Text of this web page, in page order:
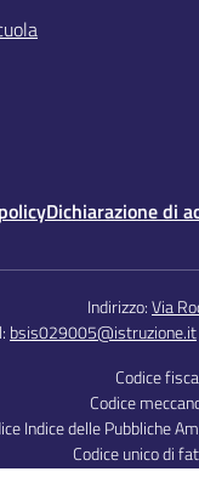
Dichiarazione di
Indirizzo:Via
bsis029005@istruzione.it
Codice
Codice
Indice delle Pubbliche
Codice unico di